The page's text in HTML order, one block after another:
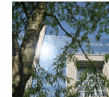
Image